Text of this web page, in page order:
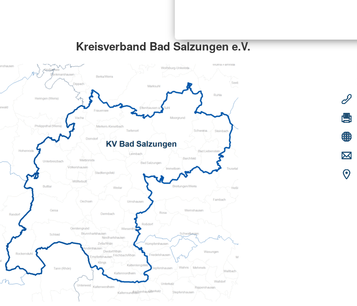
Kreisverband Bad Salzungen e.V.